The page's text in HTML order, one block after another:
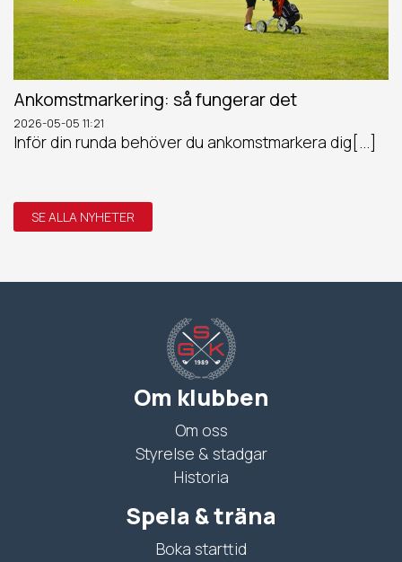
Ankomstmarkering: så fungerar det
2026-05-05 11:21
Inför din runda behöver du ankomstmarkera dig[...]
SE ALLA NYHETER
Om klubben
Om oss
Styrelse & stadgar
Historia
Spela & träna
Boka starttid